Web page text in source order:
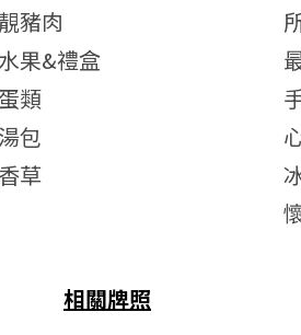
豬肉
果&禮盒
類
包
草
相關牌照